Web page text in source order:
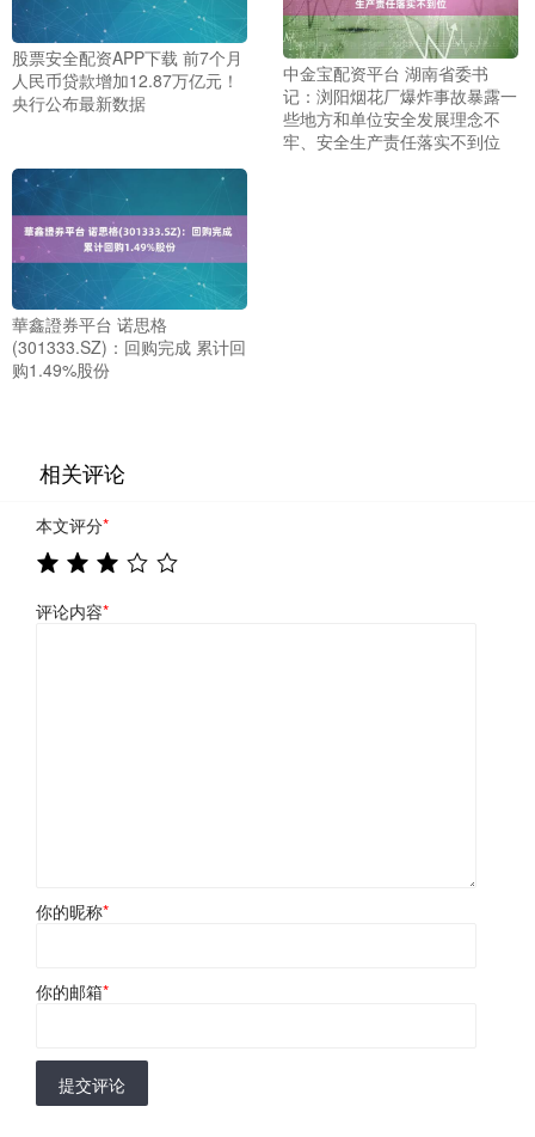
股票安全配资APP下载 前7个月
人民币贷款增加12.87万亿元！
央行公布最新数据
中金宝配资平台 湖南省委书
记：浏阳烟花厂爆炸事故暴露一
些地方和单位安全发展理念不
牢、安全生产责任落实不到位
華鑫證券平台 诺思格
(301333.SZ)：回购完成 累计回
购1.49%股份
相关评论
本文评分*
评论内容*
你的昵称*
你的邮箱*
提交评论